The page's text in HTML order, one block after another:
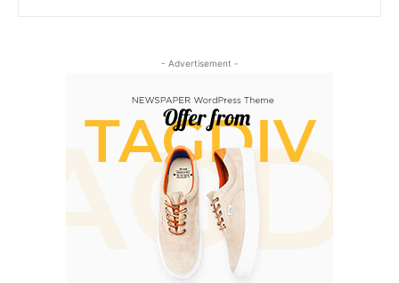
- Advertisement -